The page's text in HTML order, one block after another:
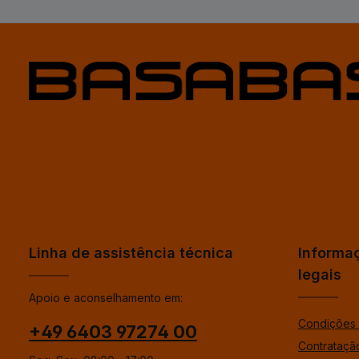
Linha de assistência técnica
Apoio e aconselhamento em:
+49 6403 97274 00
legais
Condições